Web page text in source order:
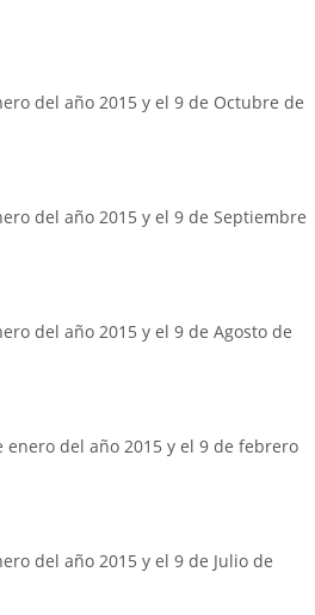
del año 2015 y el 9 de Octubre de
del año 2015 y el 9 de Septiembre
del año 2015 y el 9 de Agosto de
del año 2015 y el 9 de febrero
del año 2015 y el 9 de Julio de